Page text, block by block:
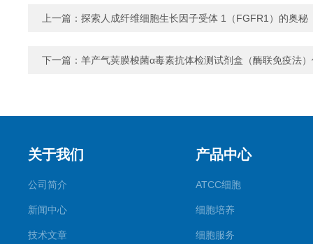
上一篇： 探索人成纤维细胞生长因子受体 1（FGFR1）的奥秘
下一篇： 羊产气荚膜梭菌α毒素抗体检测试剂盒（酶联免疫法
关于我们
公司简介
新闻中心
技术文章
产品中心
ATCC细胞
细胞培养
细胞服务